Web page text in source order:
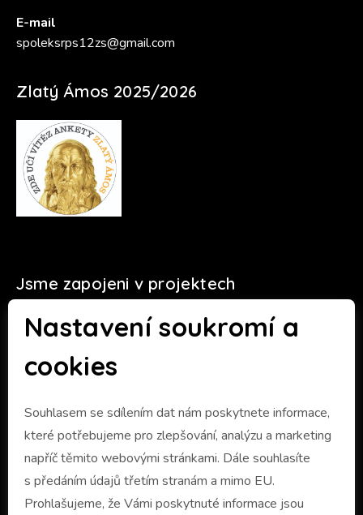
Nastavení soukromí a
cookies
Souhlasem se sdílením dat nám poskytnete informace,
které potřebujeme pro zlepšování, analýzu a marketing
napříč těmito webovými stránkami. Dále souhlasíte
s předáním údajů třetím stranám a mimo EU.
Prohlašujeme, že Vámi poskytnuté informace jsou
E-mail
spoleksrps12zs@gmail.com
Zlatý Ámos 2025/2026
Jsme zapojeni v projektech